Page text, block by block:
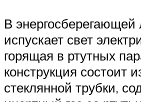
В энергосберегающей
испускает свет
горящая в ртутных
конструкция состоит
стеклянной трубки,